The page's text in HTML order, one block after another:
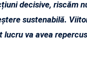
decisive, riscăm
sustenabilă.
va avea